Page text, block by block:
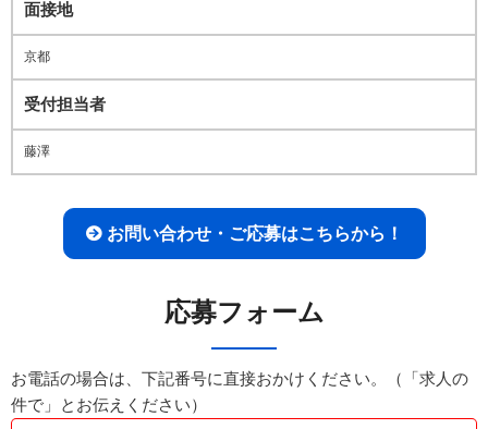
面接地
京都
受付担当者
藤澤
お問い合わせ・ご応募はこちらから！
応募フォーム
お電話の場合は、下記番号に直接おかけください。（「求人の
件で」とお伝えください）